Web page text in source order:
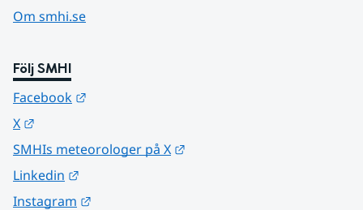
Om smhi.se
Följ SMHI
Facebook
X
SMHIs meteorologer på X
Linkedin
Instagram